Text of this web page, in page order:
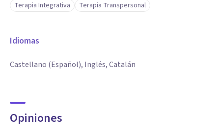
Terapia Integrativa
Terapia Transpersonal
Idiomas
Castellano (Español), Inglés, Catalán
Opiniones